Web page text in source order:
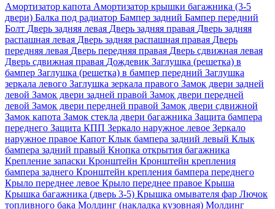
Амортизатор капота Амортизатор крышки багажника (3-5
двери) Балка под радиатор Бампер задний Бампер передний
Болт Дверь задняя левая Дверь задняя правая Дверь задняя
распашная левая Дверь задняя распашная правая Дверь
передняя левая Дверь передняя правая Дверь сдвижная левая
Дверь сдвижная правая Дождевик Заглушка (решетка) в
бампер Заглушка (решетка) в бампер передний Заглушка
зеркала левого Заглушка зеркала правого Замок двери задней
левой Замок двери задней правой Замок двери передней
левой Замок двери передней правой Замок двери сдвижной
Замок капота Замок стекла двери багажника Защита бампера
переднего Защита КПП Зеркало наружное левое Зеркало
наружное правое Капот Клык бампера задний левый Клык
бампера задний правый Кнопка открытия багажника
Крепление запаски Кронштейн Кронштейн крепления
бампера заднего Кронштейн крепления бампера переднего
Крыло переднее левое Крыло переднее правое Крыша
Крышка багажника (дверь 3-5) Крышка омывателя фар Лючок
топливного бака Молдинг (накладка кузовная) Молдинг